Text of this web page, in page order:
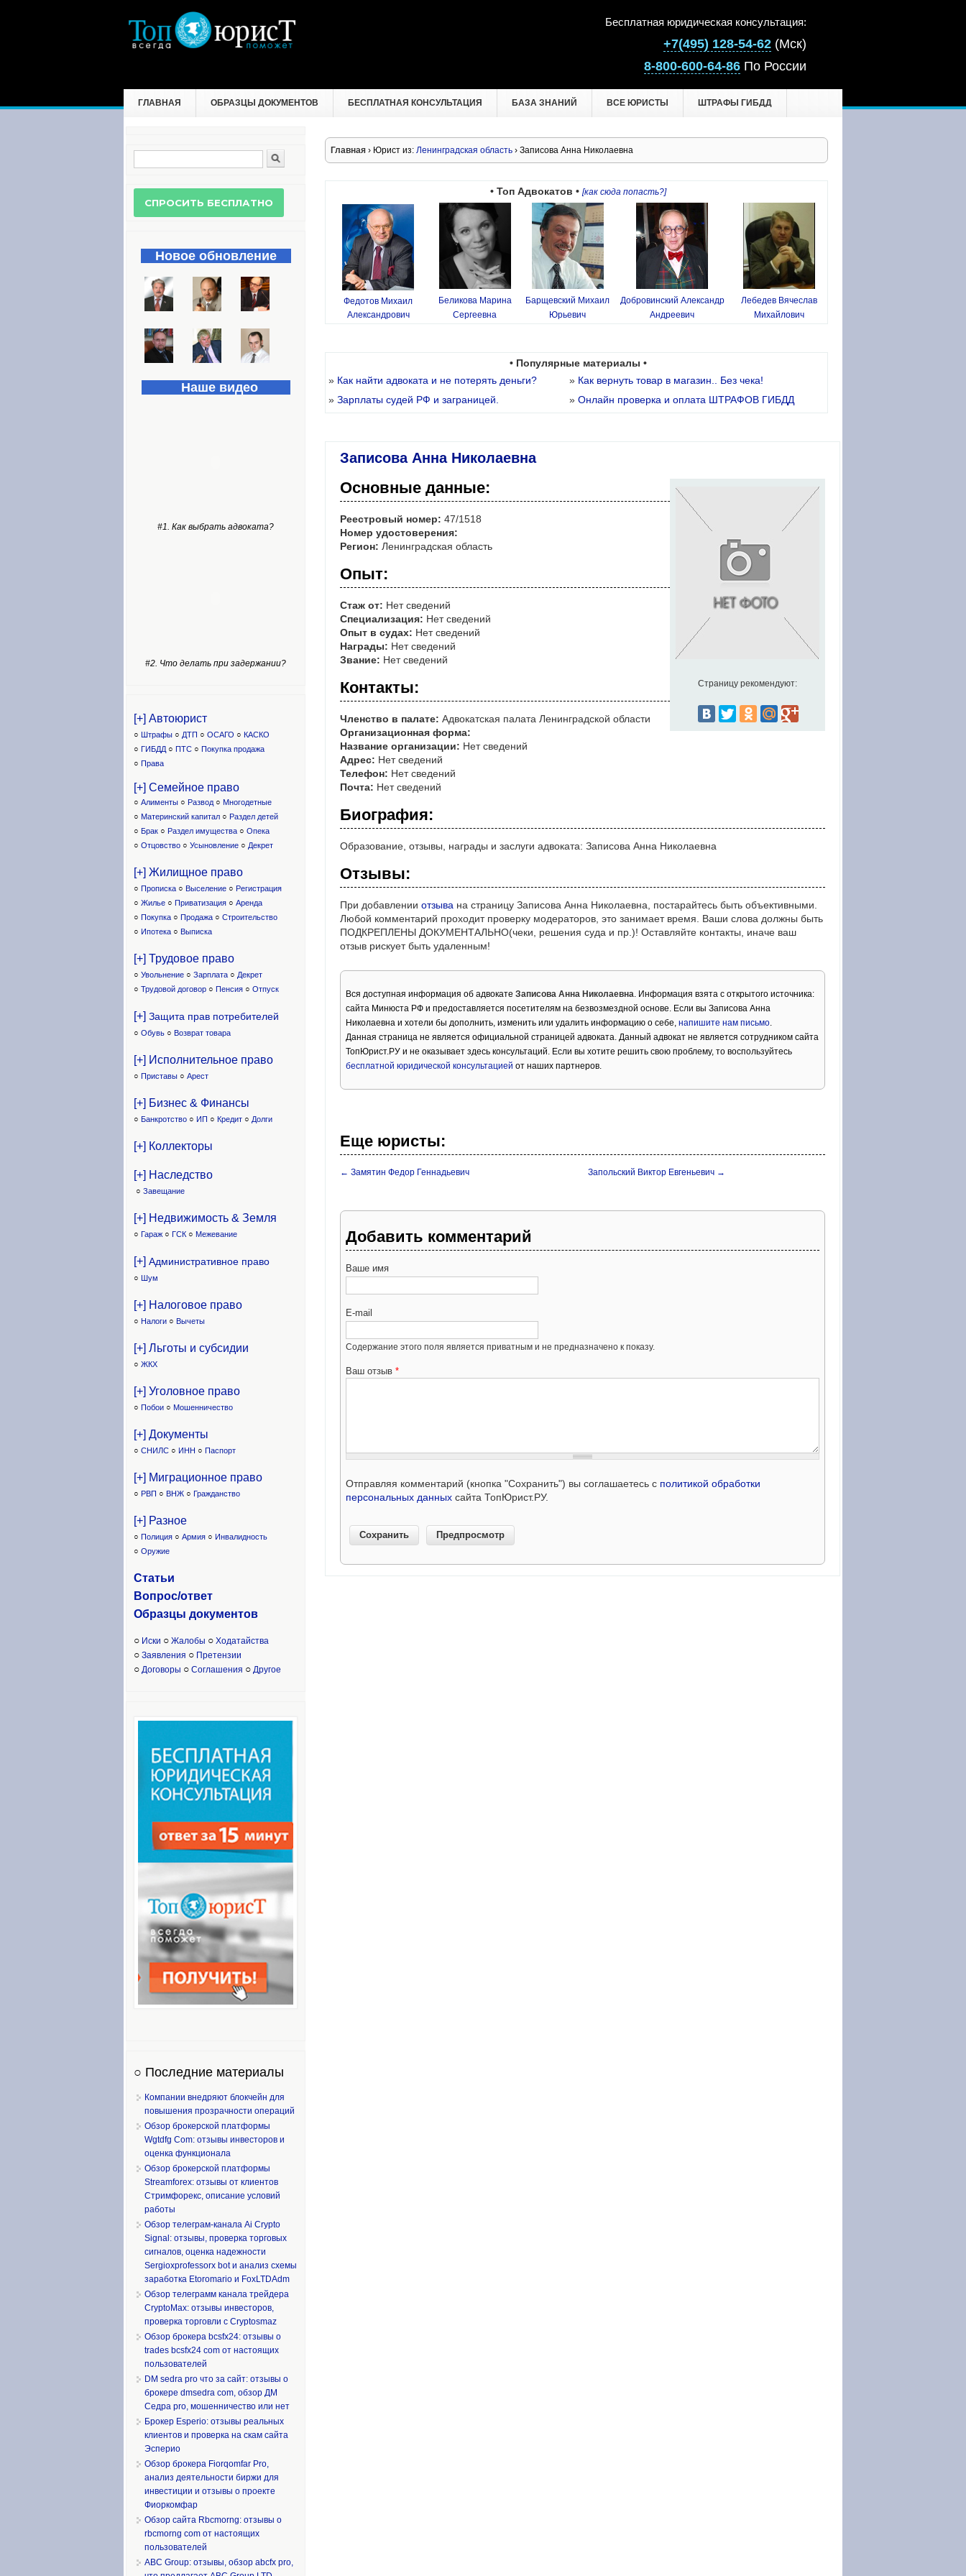
Бесплатная юридическая консультация:
+7(495) 128-54-62 (Мск)
8-800-600-64-86 По России
ГЛАВНАЯ ОБРАЗЦЫ ДОКУМЕНТОВ БЕСПЛАТНАЯ КОНСУЛЬТАЦИЯ БАЗА ЗНАНИЙ ВСЕ ЮРИСТЫ ШТРАФЫ ГИБДД
Главная › Юрист из: Ленинградская область › Записова Анна Николаевна
• Топ Адвокатов • [как сюда попасть?]
Федотов Михаил
Александрович
Беликова Марина
Сергеевна
Барщевский Михаил
Юрьевич
Добровинский Александр
Андреевич
Лебедев Вячеслав
Михайлович
• Популярные материалы •
» Как найти адвоката и не потерять деньги? » Как вернуть товар в магазин.. Без чека!
» Зарплаты судей РФ и заграницей. » Онлайн проверка и оплата ШТРАФОВ ГИБДД
Записова Анна Николаевна
Страницу рекомендуют:
Основные данные:
Реестровый номер: 47/1518
Номер удостоверения:
Регион: Ленинградская область
Опыт:
Стаж от: Нет сведений
Специализация: Нет сведений
Опыт в судах: Нет сведений
Награды: Нет сведений
Звание: Нет сведений
Контакты:
Членство в палате: Адвокатская палата Ленинградской области
Организационная форма:
Название организации: Нет сведений
Адрес: Нет сведений
Телефон: Нет сведений
Почта: Нет сведений
Биография:
Образование, отзывы, награды и заслуги адвоката: Записова Анна Николаевна
Отзывы:
При добавлении отзыва на страницу Записова Анна Николаевна, постарайтесь быть объективными.
Любой комментарий проходит проверку модераторов, это занимает время. Ваши слова должны быть
ПОДКРЕПЛЕНЫ ДОКУМЕНТАЛЬНО(чеки, решения суда и пр.)! Оставляйте контакты, иначе ваш
отзыв рискует быть удаленным!
Вся доступная информация об адвокате Записова Анна Николаевна. Информация взята с открытого источника:
сайта Минюста РФ и предоставляется посетителям на безвозмездной основе. Если вы Записова Анна
Николаевна и хотели бы дополнить, изменить или удалить информацию о себе, напишите нам письмо.
Данная страница не является официальной страницей адвоката. Данный адвокат не является сотрудником сайта
ТопЮрист.РУ и не оказывает здесь консультаций. Если вы хотите решить свою проблему, то воспользуйтесь
бесплатной юридической консультацией от наших партнеров.
Еще юристы:
← Замятин Федор Геннадьевич Запольский Виктор Евгеньевич →
Добавить комментарий
Ваше имя
E-mail
Содержание этого поля является приватным и не предназначено к показу.
Ваш отзыв *
Отправляя комментарий (кнопка "Сохранить") вы соглашаетесь с политикой обработки
персональных данных сайта ТопЮрист.РУ.
Форма поиска
Новое обновление
Наше видео
#1. Как выбрать адвоката?
#2. Что делать при задержании?
[+] Автоюрист
○ Штрафы ○ ДТП ○ ОСАГО ○ КАСКО
○ ГИБДД ○ ПТС ○ Покупка продажа
○ Права
[+] Семейное право
○ Алименты ○ Развод ○ Многодетные
○ Материнский капитал ○ Раздел детей
○ Брак ○ Раздел имущества ○ Опека
○ Отцовство ○ Усыновление ○ Декрет
[+] Жилищное право
○ Прописка ○ Выселение ○ Регистрация
○ Жилье ○ Приватизация ○ Аренда
○ Покупка ○ Продажа ○ Строительство
○ Ипотека ○ Выписка
[+] Трудовое право
○ Увольнение ○ Зарплата ○ Декрет
○ Трудовой договор ○ Пенсия ○ Отпуск
[+] Защита прав потребителей
○ Обувь ○ Возврат товара
[+] Исполнительное право
○ Приставы ○ Арест
[+] Бизнес & Финансы
○ Банкротство ○ ИП ○ Кредит ○ Долги
[+] Коллекторы
[+] Наследство
○ Завещание
[+] Недвижимость & Земля
○ Гараж ○ ГСК ○ Межевание
[+] Административное право
○ Шум
[+] Налоговое право
○ Налоги ○ Вычеты
[+] Льготы и субсидии
○ ЖКХ
[+] Уголовное право
○ Побои ○ Мошенничество
[+] Документы
○ СНИЛС ○ ИНН ○ Паспорт
[+] Миграционное право
○ РВП ○ ВНЖ ○ Гражданство
[+] Разное
○ Полиция ○ Армия ○ Инвалидность
○ Оружие
Статьи
Вопрос/ответ
Образцы документов
○ Иски ○ Жалобы ○ Ходатайства
○ Заявления ○ Претензии
○ Договоры ○ Соглашения ○ Другое
○ Последние материалы
Компании внедряют блокчейн для
повышения прозрачности операций
Обзор брокерской платформы
Wgtdfg Com: отзывы инвесторов и
оценка функционала
Обзор брокерской платформы
Streamforex: отзывы от клиентов
Стримфорекс, описание условий
работы
Обзор телеграм-канала Ai Crypto
Signal: отзывы, проверка торговых
сигналов, оценка надежности
Sergioxprofessorx bot и анализ схемы
заработка Etoromario и FoxLTDAdm
Обзор телеграмм канала трейдера
CryptoMax: отзывы инвесторов,
проверка торговли с Cryptosmaz
Обзор брокера bcsfx24: отзывы о
trades bcsfx24 com от настоящих
пользователей
DM sedra pro что за сайт: отзывы о
брокере dmsedra com, обзор ДМ
Седра pro, мошенничество или нет
Брокер Esperio: отзывы реальных
клиентов и проверка на скам сайта
Эсперио
Обзор брокера Fiorqomfar Pro,
анализ деятельности биржи для
инвестиции и отзывы о проекте
Фиоркомфар
Обзор сайта Rbcmorng: отзывы о
rbcmorng com от настоящих
пользователей
ABC Group: отзывы, обзор abcfx pro,